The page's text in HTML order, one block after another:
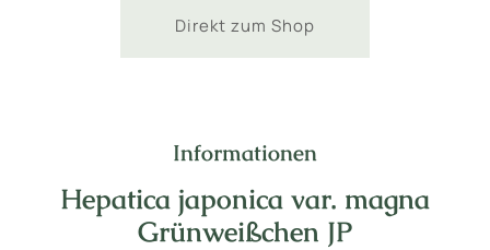
Direkt zum Shop
Informationen
Hepatica japonica var. magna
Grünweißchen JP